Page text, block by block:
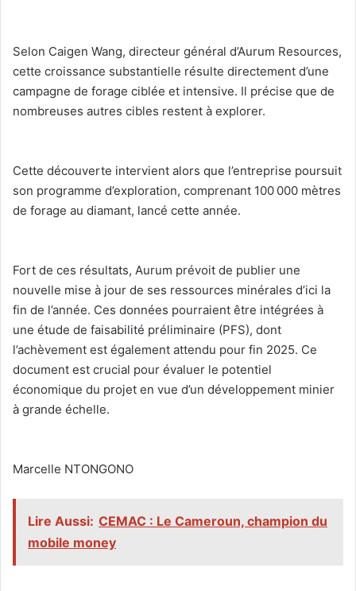
‎Selon Caigen Wang, directeur général d’Aurum Resources,
cette croissance substantielle résulte directement d’une
campagne de forage ciblée et intensive. Il précise que de
nombreuses autres cibles restent à explorer.
‎Cette découverte intervient alors que l’entreprise poursuit
son programme d’exploration, comprenant 100 000 mètres
de forage au diamant, lancé cette année.
‎Fort de ces résultats, Aurum prévoit de publier une
nouvelle mise à jour de ses ressources minérales d’ici la
fin de l’année. Ces données pourraient être intégrées à
une étude de faisabilité préliminaire (PFS), dont
l’achèvement est également attendu pour fin 2025. Ce
document est crucial pour évaluer le potentiel
économique du projet en vue d’un développement minier
à grande échelle.
‎Marcelle NTONGONO
Lire Aussi: CEMAC : Le Cameroun, champion du
mobile money